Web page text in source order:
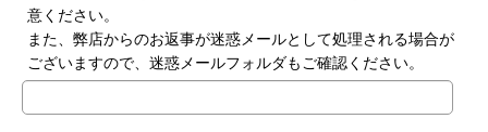
意ください。
また、弊店からのお返事が迷惑メールとして処理される場合が
ございますので、迷惑メールフォルダもご確認ください。